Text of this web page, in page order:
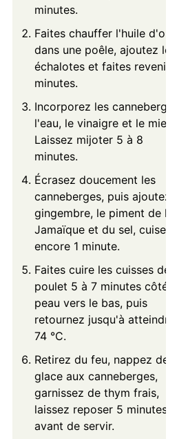
minutes.
Faites chauffer l'huile
dans une poêle, ajoutez les
échalotes et faites revenir
minutes.
Incorporez les
l'eau, le vinaigre et le miel.
Laissez mijoter 5 à 8
minutes.
Écrasez doucement les
canneberges, puis ajoutez
gingembre, le piment de la
Jamaïque et du sel, cuisez
encore 1 minute.
Faites cuire les cuisses de
poulet 5 à 7 minutes côté
peau vers le bas, puis
retournez jusqu'à atteindre
74 °C.
Retirez du feu, nappez de
glace aux canneberges,
garnissez de thym frais,
laissez reposer 5 minutes
avant de servir.